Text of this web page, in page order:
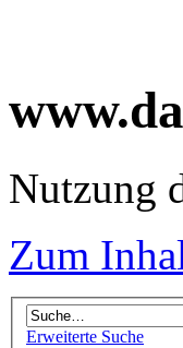
Nutzung
Zum
Erweiterte Suche